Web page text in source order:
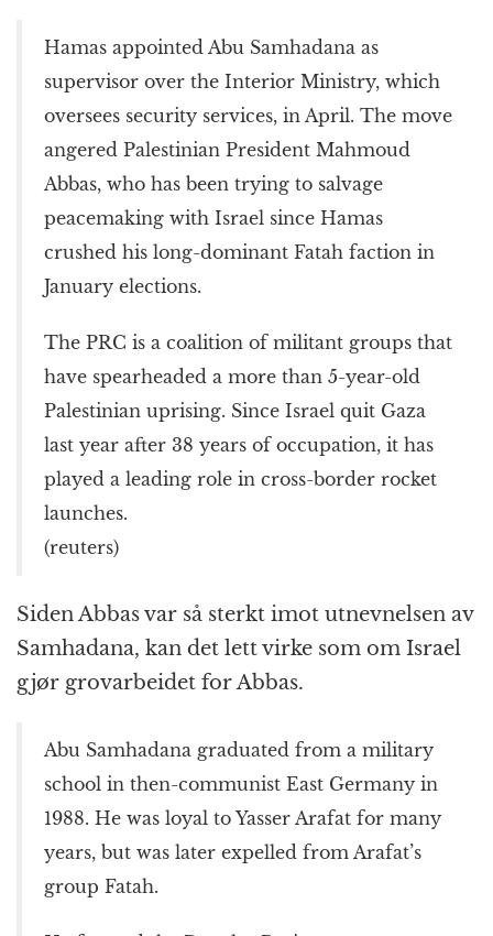
Hamas appointed Abu Samhadana as
supervisor over the Interior Ministry, which
oversees security services, in April. The move
angered Palestinian President Mahmoud
Abbas, who has been trying to salvage
peacemaking with Israel since Hamas
crushed his long-dominant Fatah faction in
January elections.
The PRC is a coalition of militant groups that
have spearheaded a more than 5-year-old
Palestinian uprising. Since Israel quit Gaza
last year after 38 years of occupation, it has
played a leading role in cross-border rocket
launches.
(reuters)
Siden Abbas var så sterkt imot utnevnelsen av
Samhadana, kan det lett virke som om Israel
gjør grovarbeidet for Abbas.
Abu Samhadana graduated from a military
school in then-communist East Germany in
1988. He was loyal to Yasser Arafat for many
years, but was later expelled from Arafat’s
group Fatah.